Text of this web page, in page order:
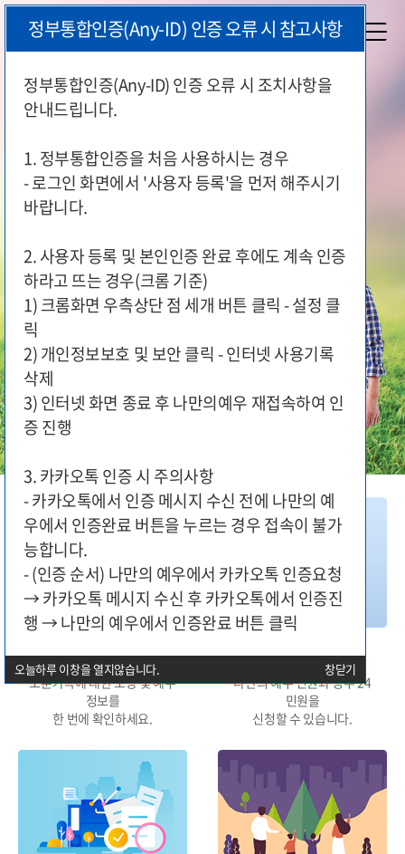
본
시
국가유공자와 보훈가족이 편리하게
지원 서비스를 이용하실 수 있도록
국가보훈부가 함께 합니다.
대상구분별 지원
보훈가족에 대한 보상 및 예우
정보를
한 번에 확인하세요.
민원신청
나만의 예우 민원과 정부 24
민원을
신청할 수 있습니다.
정부통합인증(Any-ID) 인증 오류 시 참고사항
정부통합인증(Any-ID) 인증 오류 시 조치사항을
안내드립니다.
1. 정부통합인증을 처음 사용하시는 경우
- 로그인 화면에서 '사용자 등록'을 먼저 해주시기
바랍니다.
2. 사용자 등록 및 본인인증 완료 후에도 계속 인증
하라고 뜨는 경우(크롬 기준)
1) 크롬화면 우측상단 점 세개 버튼 클릭 - 설정 클
릭
2) 개인정보보호 및 보안 클릭 - 인터넷 사용기록
삭제
3) 인터넷 화면 종료 후 나만의예우 재접속하여 인
증 진행
3. 카카오톡 인증 시 주의사항
- 카카오톡에서 인증 메시지 수신 전에 나만의 예
우에서 인증완료 버튼을 누르는 경우 접속이 불가
능합니다.
- (인증 순서) 나만의 예우에서 카카오톡 인증요청
→ 카카오톡 메시지 수신 후 카카오톡에서 인증진
행 → 나만의 예우에서 인증완료 버튼 클릭
오늘하루 이창을 열지않습니다. 창닫기